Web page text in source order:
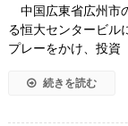
中国広東省広州市
る恒大センタービル
プレーをかけ、投資
続きを読む